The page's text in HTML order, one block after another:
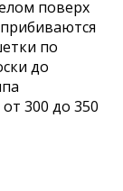
поверх
по
до
300 до 350